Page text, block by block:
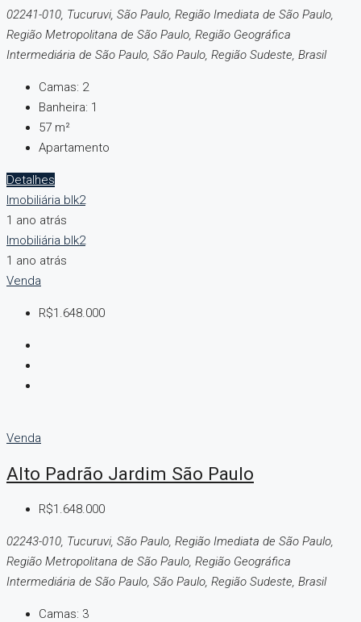
02241-010, Tucuruvi, São Paulo, Região Imediata de São Paulo,
Região Metropolitana de São Paulo, Região Geográfica
Intermediária de São Paulo, São Paulo, Região Sudeste, Brasil
Camas: 2
Banheira: 1
57 m²
Apartamento
Detalhes
Imobiliária blk2
1 ano atrás
Imobiliária blk2
1 ano atrás
Venda
R$1.648.000
Venda
Alto Padrão Jardim São Paulo
R$1.648.000
02243-010, Tucuruvi, São Paulo, Região Imediata de São Paulo,
Região Metropolitana de São Paulo, Região Geográfica
Intermediária de São Paulo, São Paulo, Região Sudeste, Brasil
Camas: 3